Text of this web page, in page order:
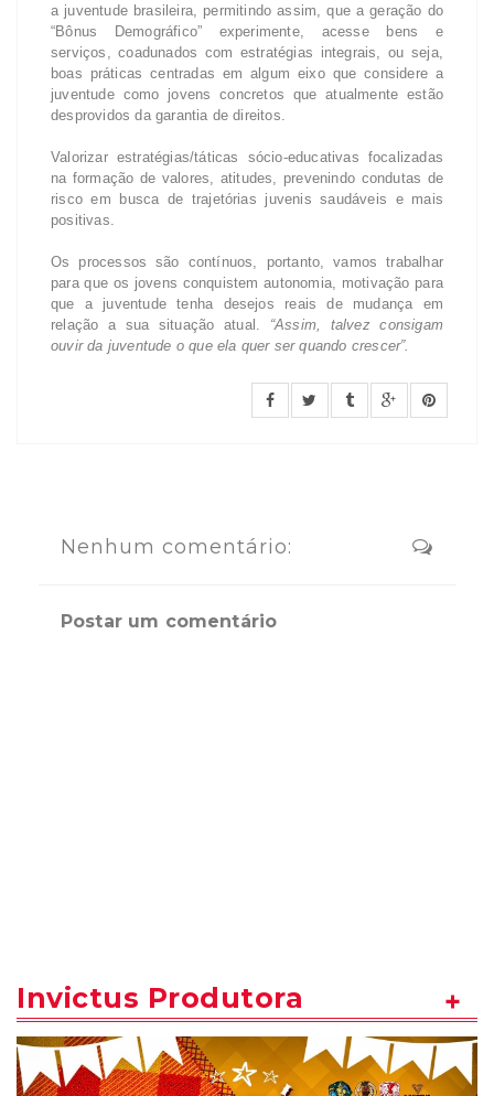
a juventude brasileira, permitindo assim, que a geração do
“Bônus Demográfico” experimente, acesse bens e
serviços, coadunados com estratégias integrais, ou seja,
boas práticas centradas em algum eixo que considere a
juventude como jovens concretos que atualmente estão
desprovidos da garantia de direitos.
Valorizar estratégias/táticas sócio-educativas focalizadas
na formação de valores, atitudes, prevenindo condutas de
risco em busca de trajetórias juvenis saudáveis e mais
positivas.
Os processos são contínuos, portanto, vamos trabalhar
para que os jovens conquistem autonomia, motivação para
que a juventude tenha desejos reais de mudança em
relação a sua situação atual. “Assim, talvez consigam
ouvir da juventude o que ela quer ser quando crescer”.
Nenhum comentário:
Postar um comentário
Invictus Produtora